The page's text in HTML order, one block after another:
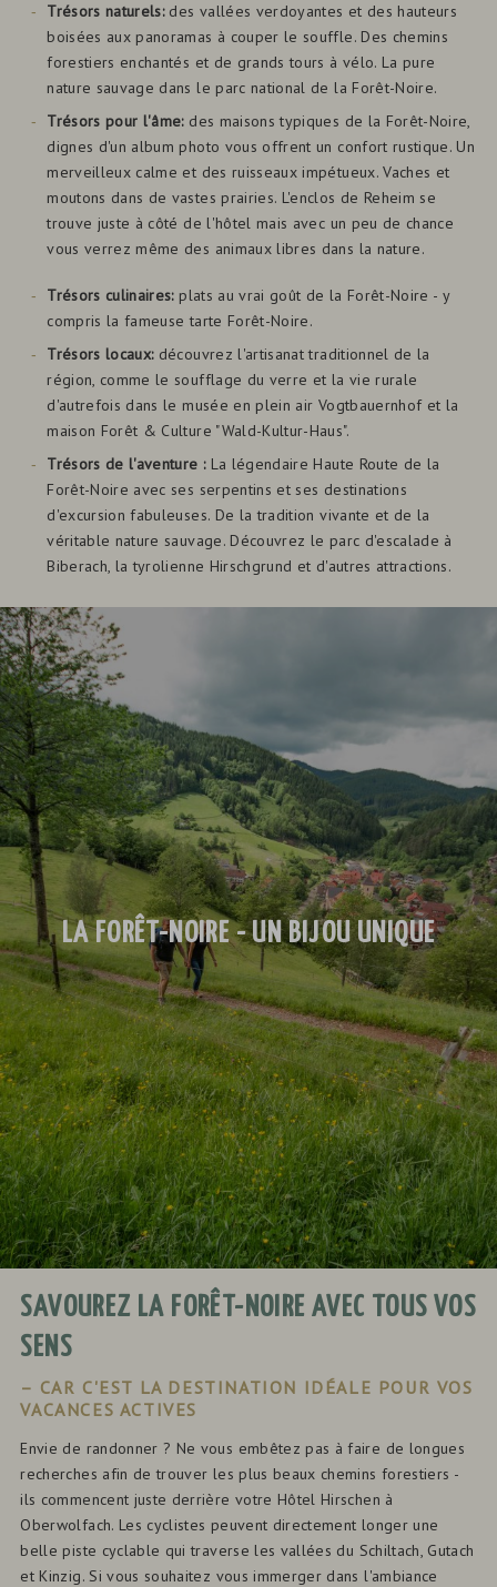
Trésors naturels:des vallées verdoyantes et des hauteurs
boisées aux panoramas à couper le souffle. Des chemins
forestiers enchantés et de grands tours à vélo. La pure
nature sauvage dans le parc national de la Forêt-Noire.
Trésors pour l'âme:des maisons typiques de la Forêt-Noire,
dignes d'un album photo vous offrent un confort rustique. Un
merveilleux calme et des ruisseaux impétueux. Vaches et
moutons dans de vastes prairies. L'enclos de Reheim se
trouve juste à côté de l'hôtel mais avec un peu de chance
vous verrez même des animaux libres dans la nature.
Trésors culinaires:plats au vrai goût de la Forêt-Noire - y
compris la fameuse tarte Forêt-Noire.
Trésors locaux:découvrez l'artisanat traditionnel de la
région, comme le soufflage du verre et la vie rurale
d'autrefois dans le musée en plein air Vogtbauernhof et la
maison Forêt & Culture "Wald-Kultur-Haus".
Trésors de l'aventure :La légendaire Haute Route de la
Forêt-Noire avec ses serpentins et ses destinations
d'excursion fabuleuses. De la tradition vivante et de la
véritable nature sauvage. Découvrez le parc d'escalade à
Biberach, la tyrolienne Hirschgrund et d'autres attractions.
LA FORÊT-NOIRE - UN BIJOU UNIQUE
SAVOUREZ LA FORÊT-NOIRE AVEC TOUS VOS
SENS
– CAR C'EST LA DESTINATION IDÉALE POUR VOS
VACANCES ACTIVES
Envie de randonner ? Ne vous embêtez pas à faire de longues
recherches afin de trouver les plus beaux chemins forestiers -
ils commencent juste derrière votre Hôtel Hirschen à
Oberwolfach. Les cyclistes peuvent directement longer une
belle piste cyclable qui traverse les vallées du Schiltach, Gutach
et Kinzig. Si vous souhaitez vous immerger dans l'ambiance